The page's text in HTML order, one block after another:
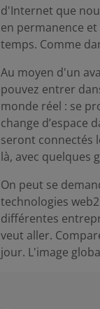
d'Internet que
en permanence
temps. Comme
Au moyen d'un
pouvez entrer
monde réel : se
change d’espace
seront connectés
là, avec quelques
On peut se
technologies
différentes
veut aller.
jour. L'image